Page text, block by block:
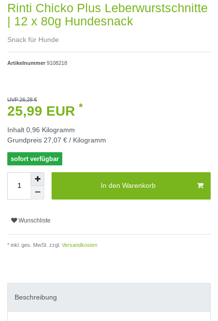
Rinti Chicko Plus Leberwurstschnitte
| 12 x 80g Hundesnack
Snack für Hunde
Artikelnummer 9108218
UVP 26,28 €
25,99 EUR *
Inhalt 0,96 Kilogramm
Grundpreis 27,07 € / Kilogramm
sofort verfügbar
In den Warenkorb
Wunschliste
* inkl. ges. MwSt. zzgl. Versandkosten
Beschreibung